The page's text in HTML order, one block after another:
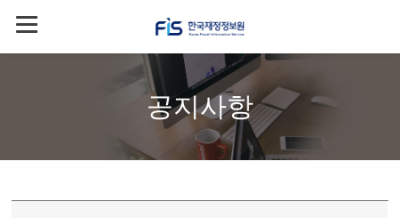
공지사항